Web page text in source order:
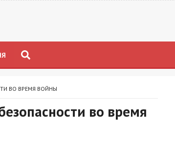
ВО ВРЕМЯ ВОЙНЫ
во время